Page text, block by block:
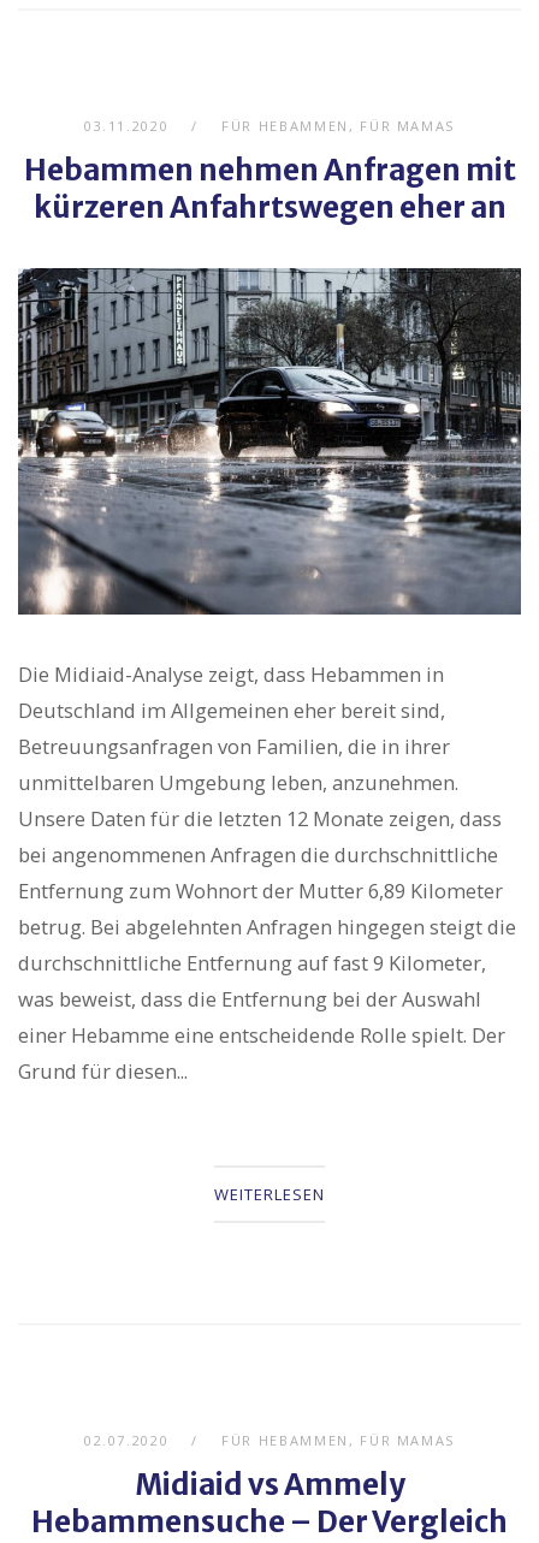
03.11.2020 FÜR HEBAMMEN , FÜR MAMAS
Hebammen nehmen Anfragen mit
kürzeren Anfahrtswegen eher an
Die Midiaid-Analyse zeigt, dass Hebammen in
Deutschland im Allgemeinen eher bereit sind,
Betreuungsanfragen von Familien, die in ihrer
unmittelbaren Umgebung leben, anzunehmen.
Unsere Daten für die letzten 12 Monate zeigen, dass
bei angenommenen Anfragen die durchschnittliche
Entfernung zum Wohnort der Mutter 6,89 Kilometer
betrug. Bei abgelehnten Anfragen hingegen steigt die
durchschnittliche Entfernung auf fast 9 Kilometer,
was beweist, dass die Entfernung bei der Auswahl
einer Hebamme eine entscheidende Rolle spielt. Der
Grund für diesen...
WEITERLESEN
02.07.2020 FÜR HEBAMMEN , FÜR MAMAS
Midiaid vs Ammely
Hebammensuche – Der Vergleich